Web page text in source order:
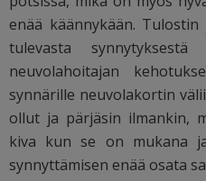
enää käännykään.
tulevasta
neuvolahoitajan
synnärille neuvolakortin
ollut ja pärjäsin ilmankin,
kiva kun se on mukana
synnyttämisen enää osata